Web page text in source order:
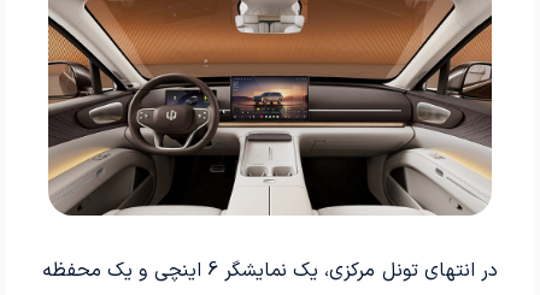
در انتهای تونل مرکزی، یک نمایشگر 6 اینچی و یک محفظه